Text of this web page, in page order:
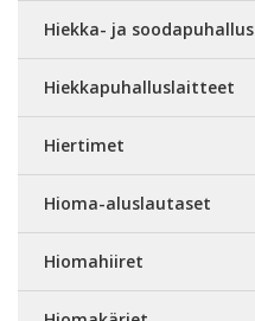
Hiekka- ja soodapuhallus
Hiekkapuhalluslaitteet
Hiertimet
Hioma-aluslautaset
Hiomahiiret